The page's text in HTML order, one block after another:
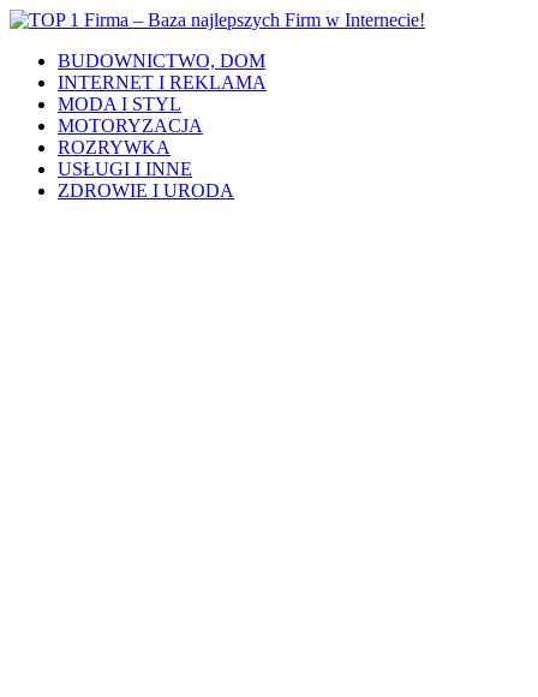
BUDOWNICTWO, DOM
INTERNET I REKLAMA
MODA I STYL
MOTORYZACJA
ROZRYWKA
USŁUGI I INNE
ZDROWIE I URODA